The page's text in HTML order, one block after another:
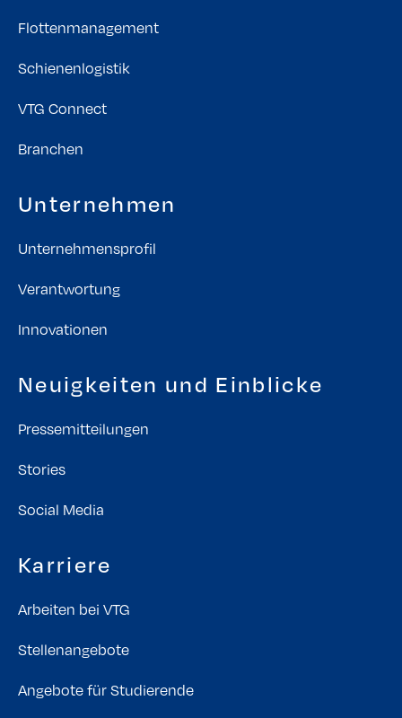
Flottenmanagement
Schienenlogistik
VTG Connect
Branchen
Unternehmen
Unternehmensprofil
Verantwortung
Innovationen
Neuigkeiten und Einblicke
Pressemitteilungen
Stories
Social Media
Karriere
Arbeiten bei VTG
Stellenangebote
Angebote für Studierende